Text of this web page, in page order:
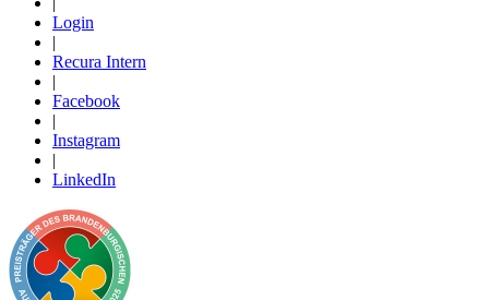
Login
|
Recura Intern
|
Facebook
|
Instagram
|
LinkedIn